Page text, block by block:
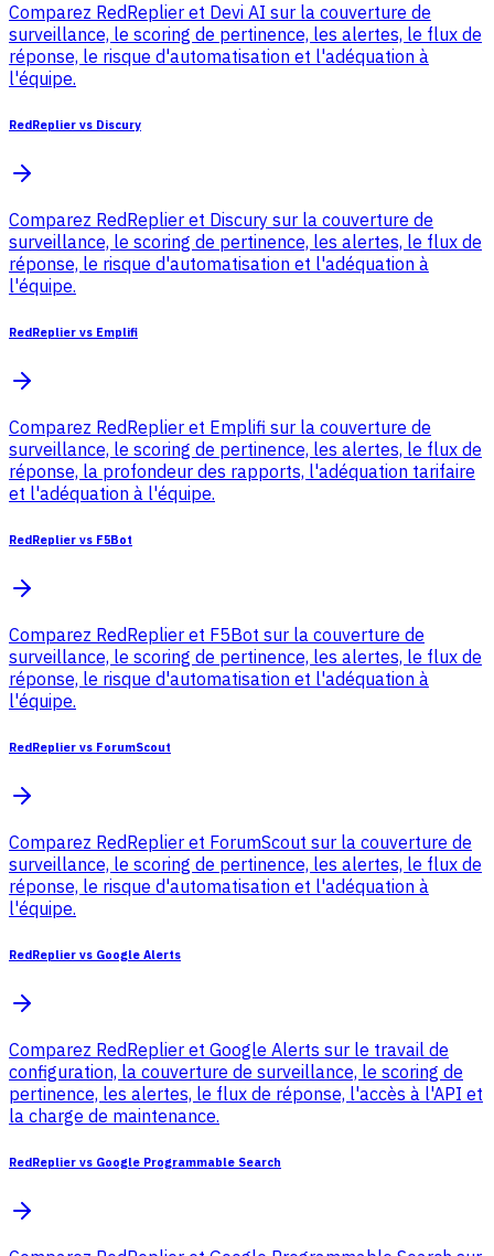
Comparez RedReplier et Devi AI sur la couverture de
surveillance, le scoring de pertinence, les alertes, le flux de
réponse, le risque d'automatisation et l'adéquation à
l'équipe.
RedReplier vs Discury
Comparez RedReplier et Discury sur la couverture de
surveillance, le scoring de pertinence, les alertes, le flux de
réponse, le risque d'automatisation et l'adéquation à
l'équipe.
RedReplier vs Emplifi
Comparez RedReplier et Emplifi sur la couverture de
surveillance, le scoring de pertinence, les alertes, le flux de
réponse, la profondeur des rapports, l'adéquation tarifaire
et l'adéquation à l'équipe.
RedReplier vs F5Bot
Comparez RedReplier et F5Bot sur la couverture de
surveillance, le scoring de pertinence, les alertes, le flux de
réponse, le risque d'automatisation et l'adéquation à
l'équipe.
RedReplier vs ForumScout
Comparez RedReplier et ForumScout sur la couverture de
surveillance, le scoring de pertinence, les alertes, le flux de
réponse, le risque d'automatisation et l'adéquation à
l'équipe.
RedReplier vs Google Alerts
Comparez RedReplier et Google Alerts sur le travail de
configuration, la couverture de surveillance, le scoring de
pertinence, les alertes, le flux de réponse, l'accès à l'API et
la charge de maintenance.
RedReplier vs Google Programmable Search